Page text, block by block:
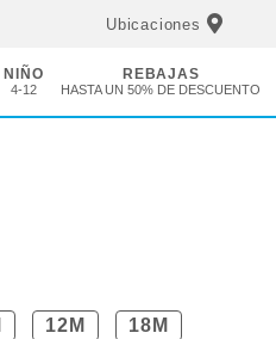
Ubicaciones
NIÑO
4-12
REBAJAS
HASTA UN 50% DE DESCUENTO
12M 18M